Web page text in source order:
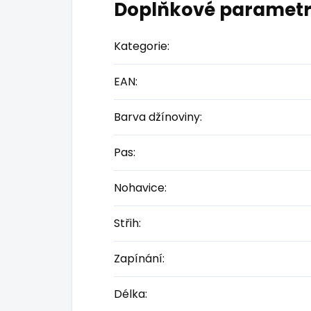
Doplňkové
Kategorie:
EAN:
Barva džínoviny:
Pas:
Nohavice:
Střih:
Zapínání:
Délka: